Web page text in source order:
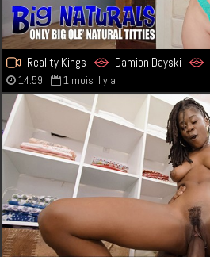
Reality Kings Damion Dayski
14:59 1 mois il y a